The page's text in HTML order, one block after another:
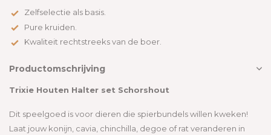
Zelfselectie als basis.
Pure kruiden.
Kwaliteit rechtstreeks van de boer.
Productomschrijving
Trixie Houten Halter set Schorshout
Dit speelgoed is voor dieren die spierbundels willen kweken!
Laat jouw konijn, cavia, chinchilla, degoe of rat veranderen in